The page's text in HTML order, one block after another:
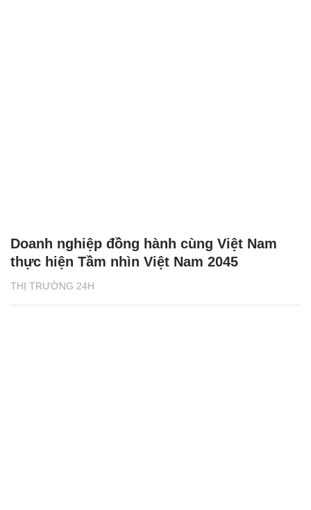
THỊ TRƯỜNG 24H
Doanh nghiệp đồng hành cùng Việt Nam
thực hiện Tầm nhìn Việt Nam 2045